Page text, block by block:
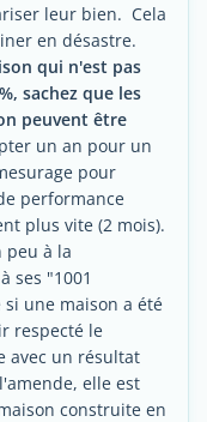
leur bien. Cela
en désastre.
qui n'est pas
sachez que les
peuvent être
un an pour un
pour
performance
plus vite (2 mois).
peu à la
ses "1001
une maison a été
respecté le
avec un résultat
elle est
construite en